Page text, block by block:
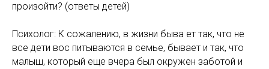
произойти? (ответы детей)
Психолог: К сожалению, в жизни быва ет так, что не
все дети вос питываются в семье, бывает и так, что
малыш, который еще вчера был окружен заботой и